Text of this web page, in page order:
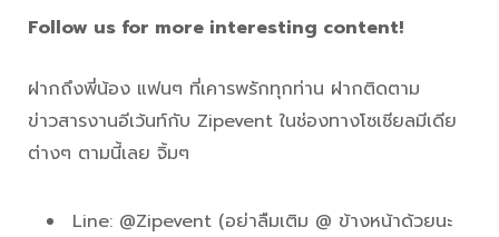
Follow us for more interesting content!
ฝากถึงพี่น้อง แฟนๆ ที่เคารพรักทุกท่าน ฝากติดตาม
ข่าวสารงานอีเว้นท์กับ Zipevent ในช่องทางโซเชียลมีเดีย
ต่างๆ ตามนี้เลย จิ้มๆ
Line: @Zipevent (อย่าลืมเติม @ ข้างหน้าด้วยนะ